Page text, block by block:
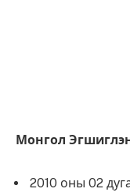
Монгол
2010 оны 02